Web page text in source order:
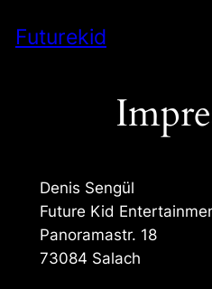
Inhalt
Futurekid
Denis Sengül
Future Kid
Panoramastr. 18
73084 Salach